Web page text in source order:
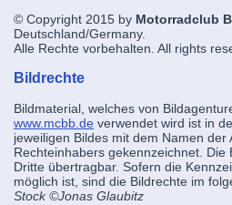
© Copyright 2015 by Motorradclub
Deutschland/Germany.
Alle Rechte vorbehalten. All rights
Bildrechte
Bildmaterial, welches von
www.mcbb.de verwendet wird ist in
jeweiligen Bildes mit dem Namen der
Rechteinhabers gekennzeichnet. Die
Dritte übertragbar. Sofern die
möglich ist, sind die Bildrechte im
Stock©Jonas Glaubitz